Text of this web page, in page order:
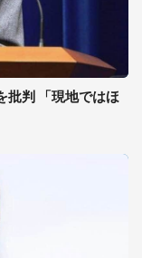
批判 「現地ではほ